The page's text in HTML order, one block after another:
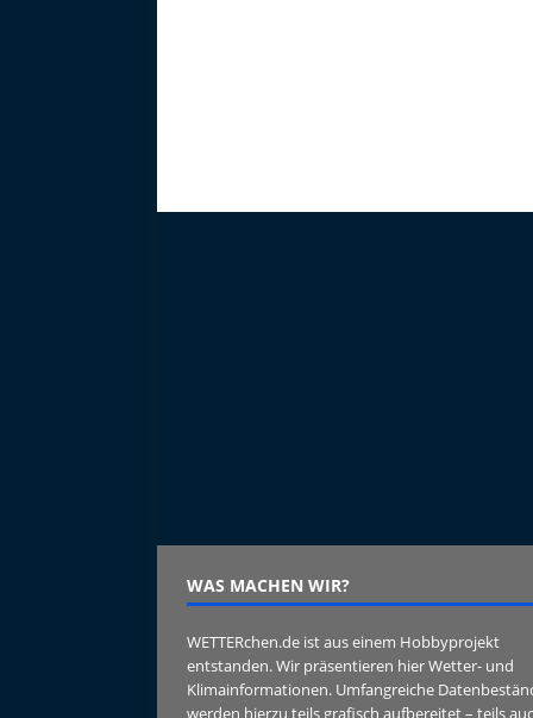
WAS MACHEN WIR?
WETTERchen.de ist aus einem Hobbyprojekt
entstanden. Wir präsentieren hier Wetter- und
Klimainformationen. Umfangreiche
werden hierzu teils grafisch aufbereitet – teils